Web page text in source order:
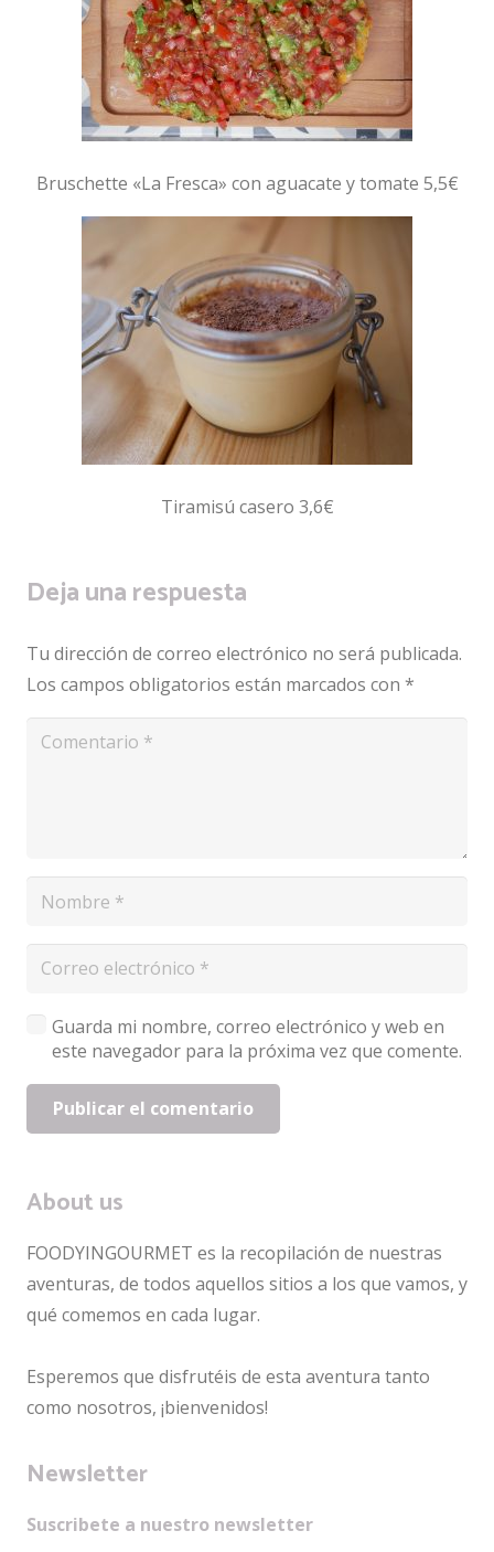
Bruschette «La Fresca» con aguacate y tomate 5,5€
Tiramisú casero 3,6€
Deja una respuesta
Tu dirección de correo electrónico no será publicada.
Los campos obligatorios están marcados con *
Guarda mi nombre, correo electrónico y web en
este navegador para la próxima vez que comente.
Publicar el comentario
About us
FOODYINGOURMET es la recopilación de nuestras
aventuras, de todos aquellos sitios a los que vamos, y
qué comemos en cada lugar.
Esperemos que disfrutéis de esta aventura tanto
como nosotros, ¡bienvenidos!
Newsletter
Suscribete a nuestro newsletter